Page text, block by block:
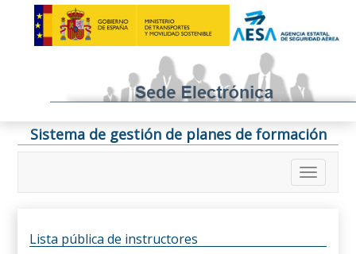
Sistema de gestión de planes de formación
Lista pública de instructores